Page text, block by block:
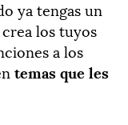
ya tengas un
los tuyos
a los
temas que les